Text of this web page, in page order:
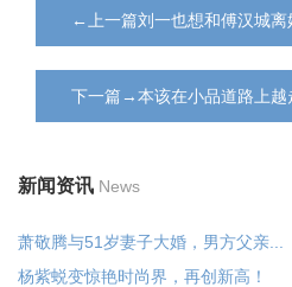
←上一篇刘一也想和傅汉城离
下一篇→本该在小品道路上越
新闻资讯 News
萧敬腾与51岁妻子大婚，男方父亲...
杨紫蜕变惊艳时尚界，再创新高！